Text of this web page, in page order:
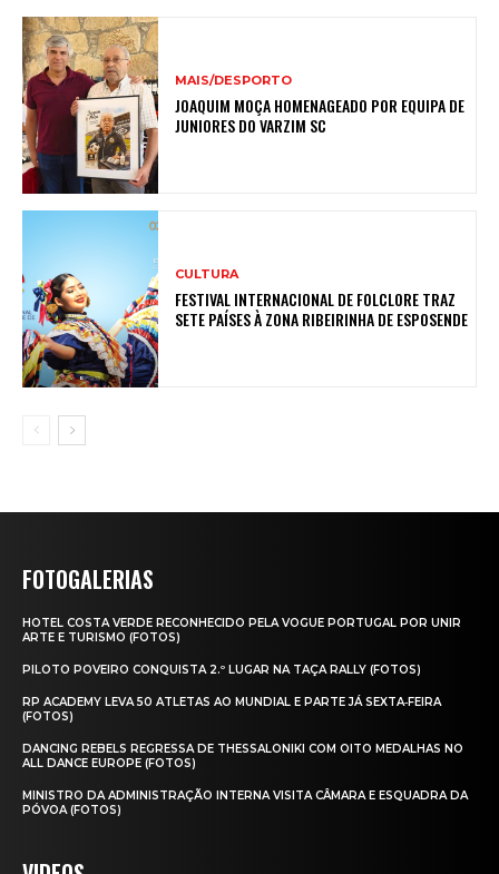
MAIS/DESPORTO
JOAQUIM MOÇA HOMENAGEADO POR EQUIPA DE
JUNIORES DO VARZIM SC
CULTURA
FESTIVAL INTERNACIONAL DE FOLCLORE TRAZ
SETE PAÍSES À ZONA RIBEIRINHA DE ESPOSENDE
FOTOGALERIAS
HOTEL COSTA VERDE RECONHECIDO PELA VOGUE PORTUGAL POR UNIR
ARTE E TURISMO (FOTOS)
PILOTO POVEIRO CONQUISTA 2.º LUGAR NA TAÇA RALLY (FOTOS)
RP ACADEMY LEVA 50 ATLETAS AO MUNDIAL E PARTE JÁ SEXTA‑FEIRA
(FOTOS)
DANCING REBELS REGRESSA DE THESSALONIKI COM OITO MEDALHAS NO
ALL DANCE EUROPE (FOTOS)
MINISTRO DA ADMINISTRAÇÃO INTERNA VISITA CÂMARA E ESQUADRA DA
PÓVOA (FOTOS)